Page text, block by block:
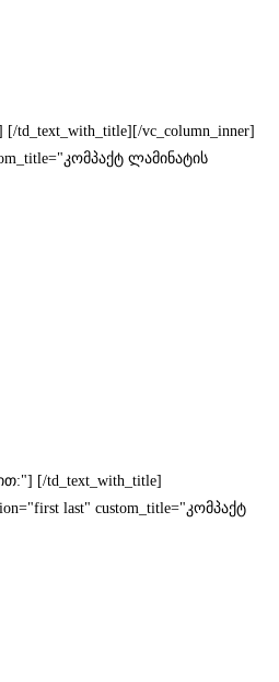
td_text_with_title][/vc_column_inner]
ლამინატის
[/td_text_with_title]
last" custom_title="კომპაქტ